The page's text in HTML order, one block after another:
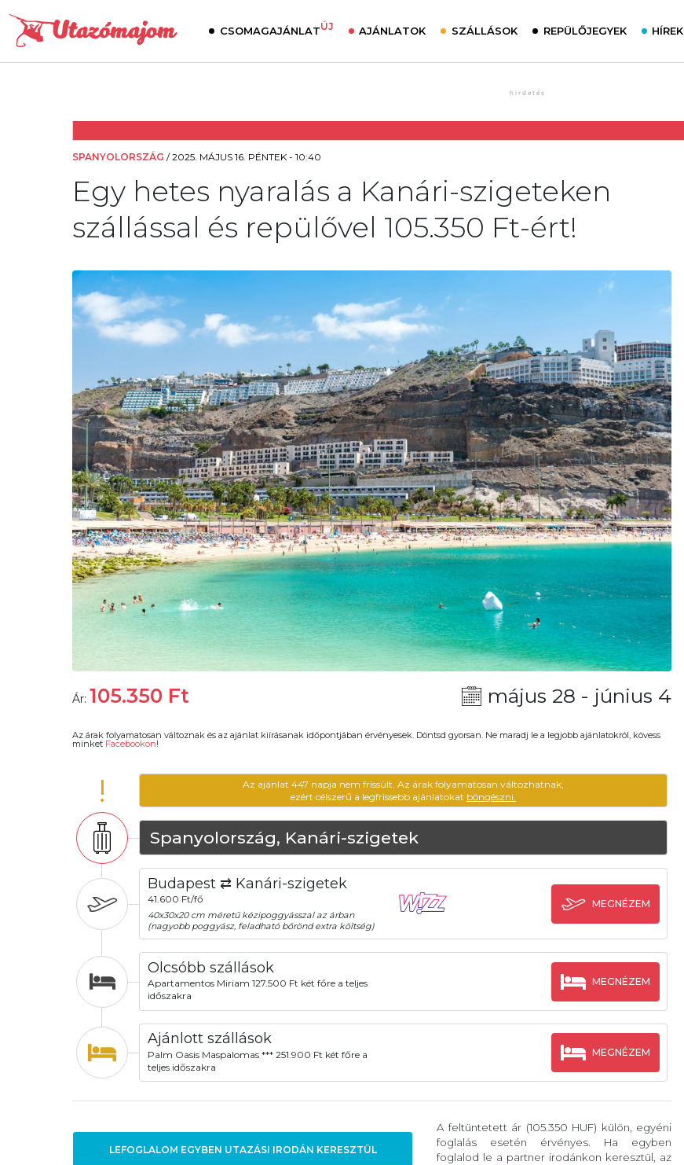
CSOMAGAJÁNLATÚJ AJÁNLATOK SZÁLLÁSOK REPÜLŐJEGYEK HÍREK
SPANYOLORSZÁG /2025. MÁJUS 16. PÉNTEK - 10:40
Egy hetes nyaralás a Kanári-szigeteken
szállással és repülővel 105.350 Ft-ért!
Ár: 105.350 Ft május 28 - június 4
Az árak folyamatosan változnak és az ajánlat kiírásanak időpontjában érvényesek. Döntsd gyorsan. Ne maradj le a legjobb ajánlatokról, kövess
minket Facebookon!
!
Az ajánlat 447 napja nem frissült. Az árak folyamatosan változhatnak,
ezért célszerű a legfrissebb ajánlatokat böngészni.
Spanyolország, Kanári-szigetek
Budapest ⇄ Kanári-szigetek
41.600 Ft/fő
40x30x20 cm méretű kézipoggyásszal az árban
(nagyobb poggyász, feladható bőrönd extra költség)
MEGNÉZEM
Olcsóbb szállások
Apartamentos Miriam 127.500 Ft két főre a teljes
időszakra
MEGNÉZEM
Ajánlott szállások
Palm Oasis Maspalomas *** 251.900 Ft két főre a
teljes időszakra
MEGNÉZEM
LEFOGLALOM EGYBEN UTAZÁSI IRODÁN KERESZTÜL
A feltüntetett ár (105.350 HUF) külön, egyéni
foglalás esetén érvényes. Ha egyben
foglalod le a partner irodánkon keresztül, az